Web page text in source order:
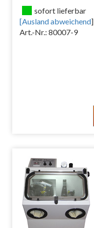
sofort lieferbar
[Ausland abweichend]
Art.-Nr.: 80007-9